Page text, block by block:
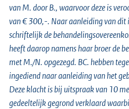
van M. door B., waarvoor deze is
van € 300,-. Naar aanleiding van dit
schriftelijk de
heeft daarop namens haar broer de
met M./N. opgezegd. BC. hebben
ingediend naar aanleiding van het
Deze klacht is bij uitspraak van 10
gedeeltelijk gegrond verklaard